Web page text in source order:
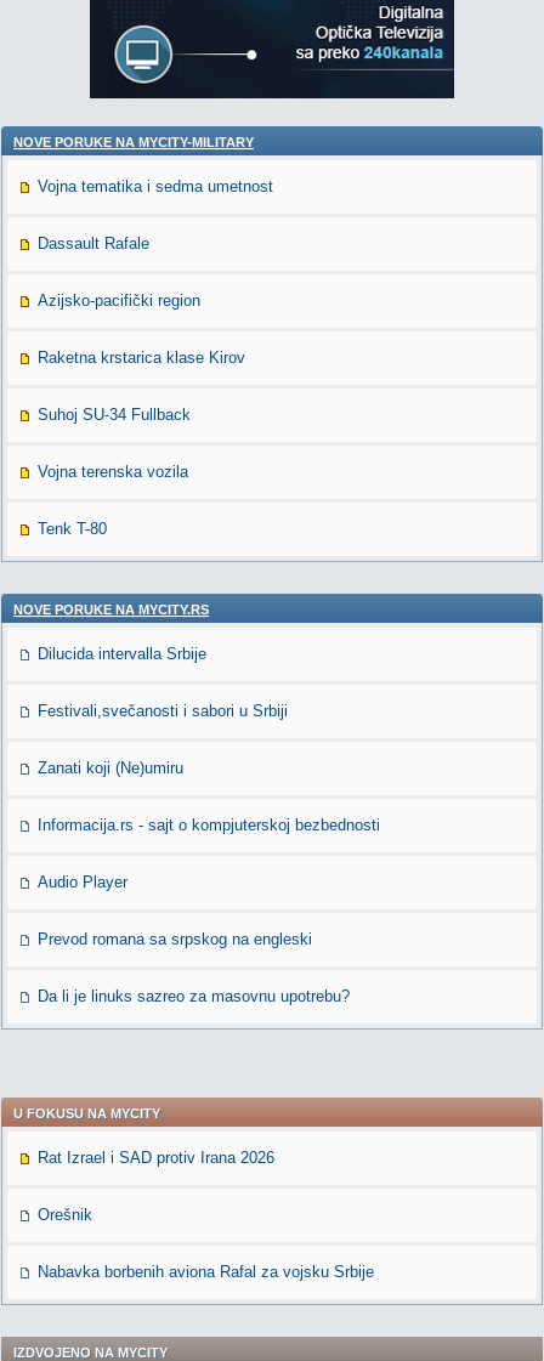
NOVE PORUKE NA MYCITY-MILITARY
Vojna tematika i sedma umetnost
Dassault Rafale
Azijsko-pacifički region
Raketna krstarica klase Kirov
Suhoj SU-34 Fullback
Vojna terenska vozila
Tenk T-80
NOVE PORUKE NA MYCITY.RS
Dilucida intervalla Srbije
Festivali,svečanosti i sabori u Srbiji
Zanati koji (Ne)umiru
Informacija.rs - sajt o kompjuterskoj bezbednosti
Audio Player
Prevod romana sa srpskog na engleski
Da li je linuks sazreo za masovnu upotrebu?
U FOKUSU NA MYCITY
Rat Izrael i SAD protiv Irana 2026
Orešnik
Nabavka borbenih aviona Rafal za vojsku Srbije
IZDVOJENO NA MYCITY